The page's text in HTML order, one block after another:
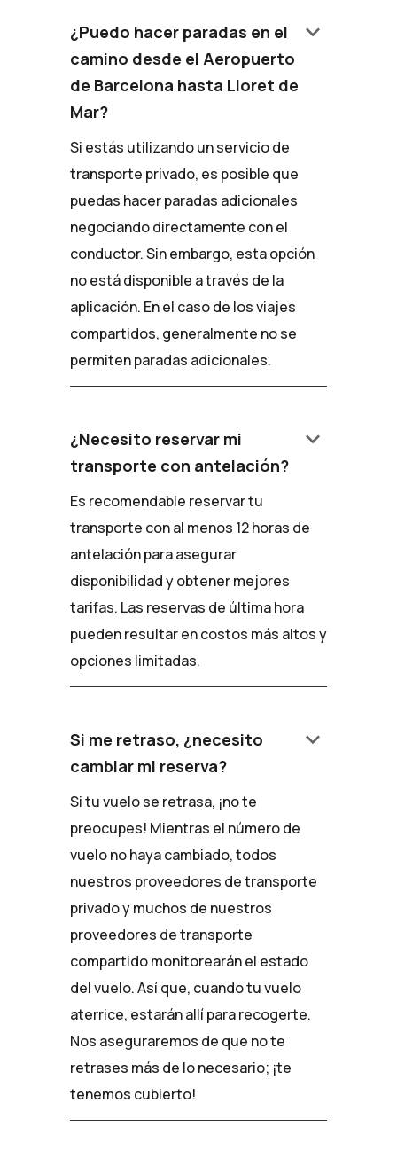
¿Puedo hacer paradas en el
camino desde el Aeropuerto
de Barcelona hasta Lloret de
Mar?
keyboard_arrow_down
Si estás utilizando un servicio de
transporte privado, es posible que
puedas hacer paradas adicionales
negociando directamente con el
conductor. Sin embargo, esta opción
no está disponible a través de la
aplicación. En el caso de los viajes
compartidos, generalmente no se
permiten paradas adicionales.
¿Necesito reservar mi
transporte con antelación?
keyboard_arrow_down
Es recomendable reservar tu
transporte con al menos 12 horas de
antelación para asegurar
disponibilidad y obtener mejores
tarifas. Las reservas de última hora
pueden resultar en costos más altos y
opciones limitadas.
Si me retraso, ¿necesito
cambiar mi reserva?
keyboard_arrow_down
Si tu vuelo se retrasa, ¡no te
preocupes! Mientras el número de
vuelo no haya cambiado, todos
nuestros proveedores de transporte
privado y muchos de nuestros
proveedores de transporte
compartido monitorearán el estado
del vuelo. Así que, cuando tu vuelo
aterrice, estarán allí para recogerte.
Nos aseguraremos de que no te
retrases más de lo necesario; ¡te
tenemos cubierto!